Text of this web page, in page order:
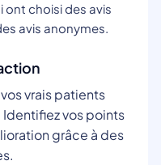
ont choisi des avis
avis anonymes.
vrais patients
vos points
grâce à des